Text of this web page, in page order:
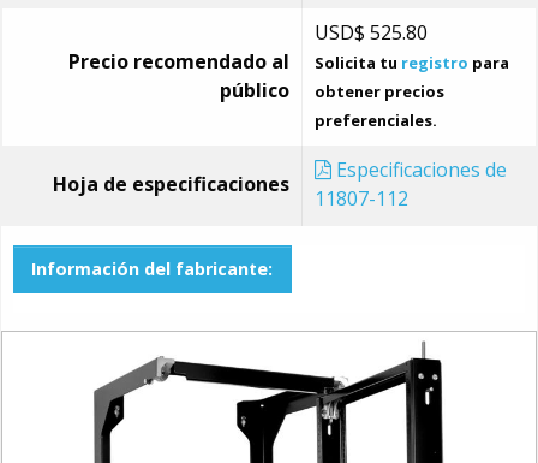
Precio recomendado al
público
USD$ 525.80
Solicita tu registro para
obtener precios
preferenciales.
Hoja de especificaciones
Especificaciones de
11807-112
Información del fabricante: